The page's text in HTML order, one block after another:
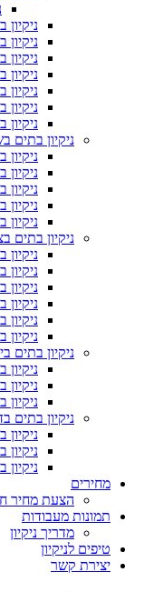
ניקיון בתים
ניקיון בתים
ניקיון בתים
ניקיון
ניקיון בתים
מחירים
הצעת מחיר
תמונות מעבודות
מדריך ניקיון
טיפים לניקיון
יצירת קשר